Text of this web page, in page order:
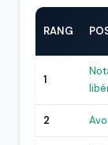
RANG
1
2